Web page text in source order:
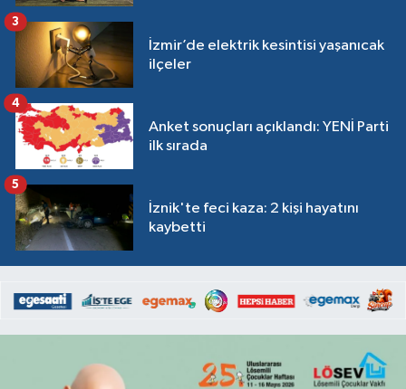
İzmir’de elektrik kesintisi yaşanıcak
ilçeler
3
Anket sonuçları açıklandı: YENİ Parti
ilk sırada
4
İznik'te feci kaza: 2 kişi hayatını
kaybetti
5